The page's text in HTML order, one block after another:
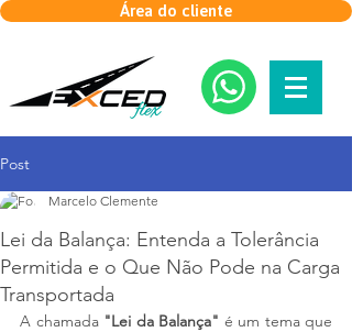
Área do cliente
Post
Lei da Balança: Entenda a Tolerância
Permitida e o Que Não Pode na Carga
Transportada
Marcelo Clemente
A chamada "Lei da Balança" é um tema que